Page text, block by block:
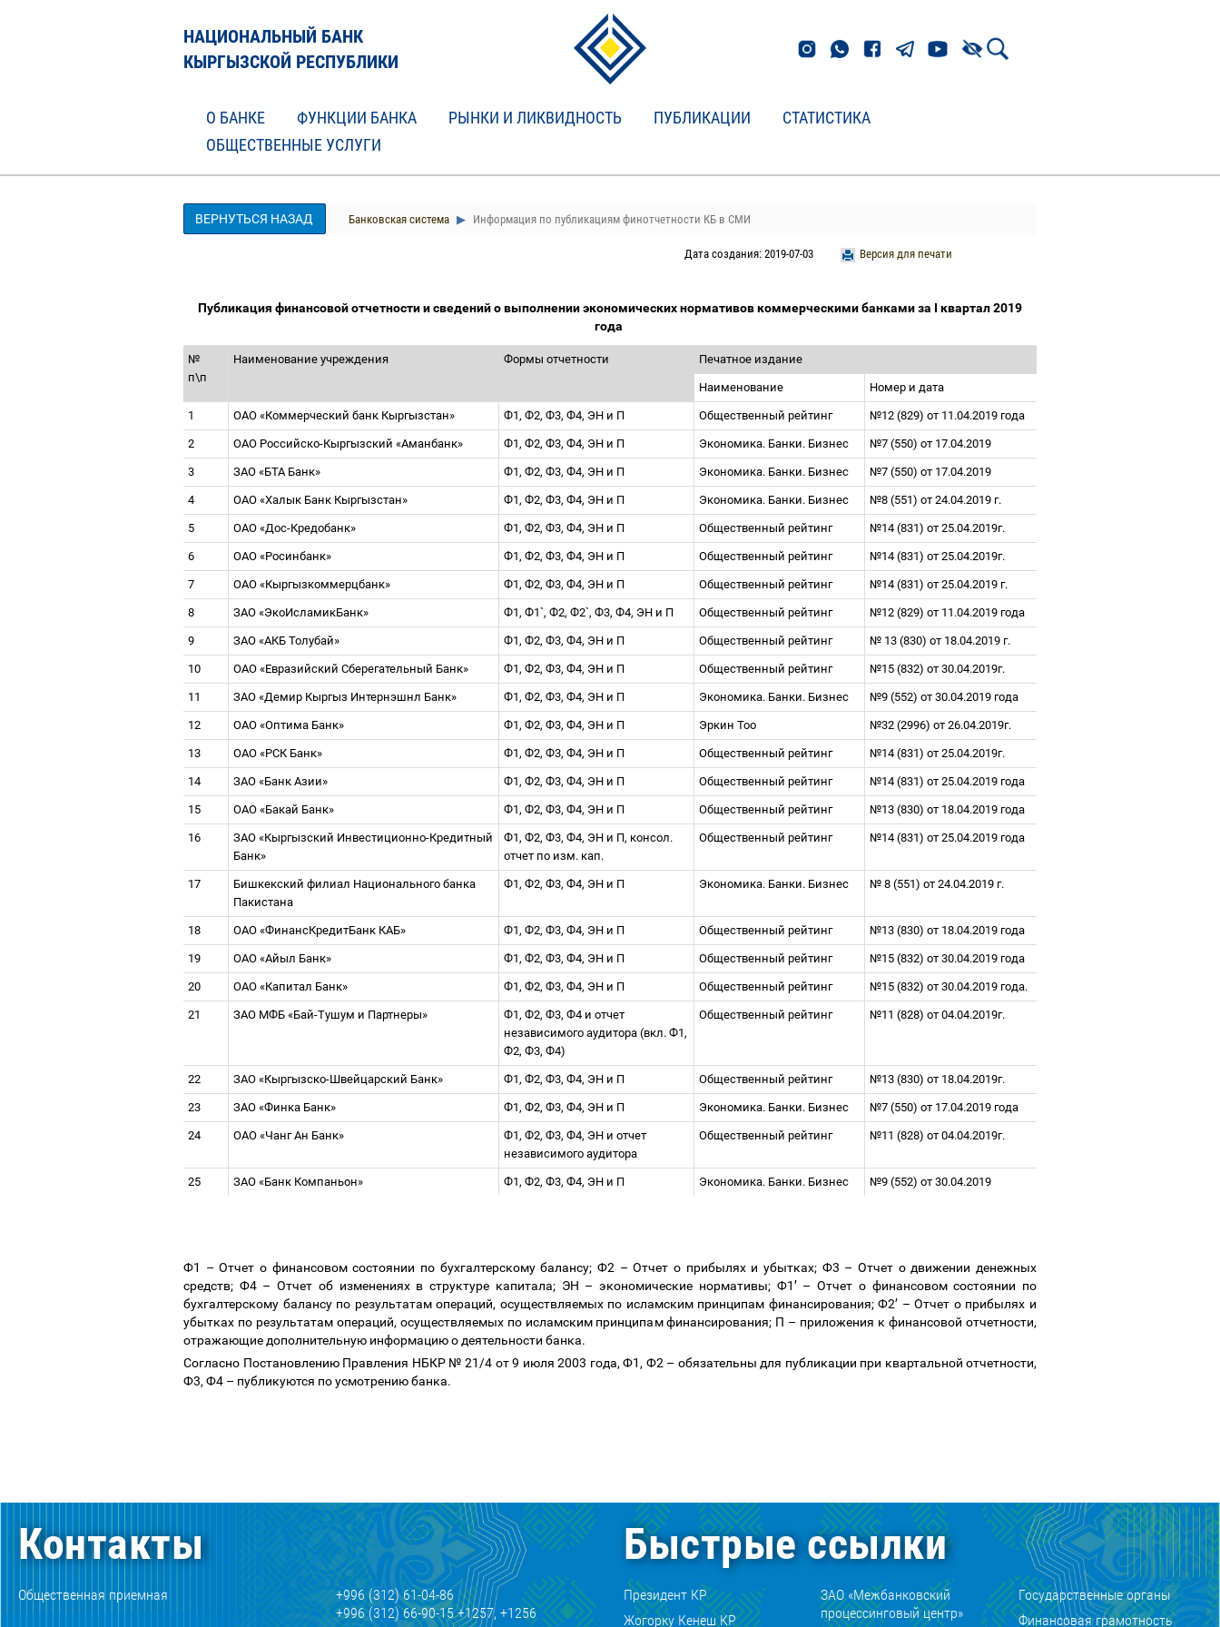
НАЦИОНАЛЬНЫЙ БАНК
КЫРГЫЗСКОЙ РЕСПУБЛИКИ
О БАНКЕ ФУНКЦИИ БАНКА РЫНКИ И ЛИКВИДНОСТЬ ПУБЛИКАЦИИ
СТАТИСТИКА
ОБЩЕСТВЕННЫЕ УСЛУГИ
ВЕРНУТЬСЯ НАЗАД Банковская система Информация по публикациям финотчетности КБ в СМИ
Версия для печати
Дата создания: 2019-07-03
Публикация финансовой отчетности и сведений о выполнении экономических нормативов коммерческими банками за I квартал 2019
года
№
п\п
Наименование учреждения Формы отчетности Печатное издание
Наименование Номер и дата
1 ОАО «Коммерческий банк Кыргызстан» Ф1, Ф2, Ф3, Ф4, ЭН и П Общественный рейтинг №12 (829) от 11.04.2019 года
2 ОАО Российско-Кыргызский «Аманбанк» Ф1, Ф2, Ф3, Ф4, ЭН и П Экономика. Банки. Бизнес №7 (550) от 17.04.2019
3 ЗАО «БТА Банк» Ф1, Ф2, Ф3, Ф4, ЭН и П Экономика. Банки. Бизнес №7 (550) от 17.04.2019
4 ОАО «Халык Банк Кыргызстан» Ф1, Ф2, Ф3, Ф4, ЭН и П Экономика. Банки. Бизнес №8 (551) от 24.04.2019 г.
5 ОАО «Дос-Кредобанк» Ф1, Ф2, Ф3, Ф4, ЭН и П Общественный рейтинг №14 (831) от 25.04.2019г.
6 ОАО «Росинбанк» Ф1, Ф2, Ф3, Ф4, ЭН и П Общественный рейтинг №14 (831) от 25.04.2019г.
7 ОАО «Кыргызкоммерцбанк» Ф1, Ф2, Ф3, Ф4, ЭН и П Общественный рейтинг №14 (831) от 25.04.2019 г.
8 ЗАО «ЭкоИсламикБанк» Ф1, Ф1`, Ф2, Ф2`, Ф3, Ф4, ЭН и П Общественный рейтинг №12 (829) от 11.04.2019 года
9 ЗАО «АКБ Толубай» Ф1, Ф2, Ф3, Ф4, ЭН и П Общественный рейтинг № 13 (830) от 18.04.2019 г.
10 ОАО «Евразийский Сберегательный Банк» Ф1, Ф2, Ф3, Ф4, ЭН и П Общественный рейтинг №15 (832) от 30.04.2019г.
11 ЗАО «Демир Кыргыз Интернэшнл Банк» Ф1, Ф2, Ф3, Ф4, ЭН и П Экономика. Банки. Бизнес №9 (552) от 30.04.2019 года
12 ОАО «Оптима Банк» Ф1, Ф2, Ф3, Ф4, ЭН и П Эркин Тоо №32 (2996) от 26.04.2019г.
13 ОАО «РСК Банк» Ф1, Ф2, Ф3, Ф4, ЭН и П Общественный рейтинг №14 (831) от 25.04.2019г.
14 ЗАО «Банк Азии» Ф1, Ф2, Ф3, Ф4, ЭН и П Общественный рейтинг №14 (831) от 25.04.2019 года
15 ОАО «Бакай Банк» Ф1, Ф2, Ф3, Ф4, ЭН и П Общественный рейтинг №13 (830) от 18.04.2019 года
16
ЗАО «Кыргызский Инвестиционно-Кредитный
Банк»
Ф1, Ф2, Ф3, Ф4, ЭН и П, консол.
отчет по изм. кап.
Общественный рейтинг №14 (831) от 25.04.2019 года
17
Бишкекский филиал Национального банка
Пакистана
Ф1, Ф2, Ф3, Ф4, ЭН и П Экономика. Банки. Бизнес № 8 (551) от 24.04.2019 г.
18 ОАО «ФинансКредитБанк КАБ» Ф1, Ф2, Ф3, Ф4, ЭН и П Общественный рейтинг №13 (830) от 18.04.2019 года
19 ОАО «Айыл Банк» Ф1, Ф2, Ф3, Ф4, ЭН и П Общественный рейтинг №15 (832) от 30.04.2019 года
20 ОАО «Капитал Банк» Ф1, Ф2, Ф3, Ф4, ЭН и П Общественный рейтинг №15 (832) от 30.04.2019 года.
21 ЗАО МФБ «Бай-Тушум и Партнеры»
Ф1, Ф2, Ф3, Ф4 и отчет
независимого аудитора (вкл. Ф1,
Ф2, Ф3, Ф4)
Общественный рейтинг №11 (828) от 04.04.2019г.
22 ЗАО «Кыргызско-Швейцарский Банк» Ф1, Ф2, Ф3, Ф4, ЭН и П Общественный рейтинг №13 (830) от 18.04.2019г.
23 ЗАО «Финка Банк» Ф1, Ф2, Ф3, Ф4, ЭН и П Экономика. Банки. Бизнес №7 (550) от 17.04.2019 года
24 ОАО «Чанг Ан Банк»
Ф1, Ф2, Ф3, Ф4, ЭН и отчет
независимого аудитора
Общественный рейтинг №11 (828) от 04.04.2019г.
25 ЗАО «Банк Компаньон» Ф1, Ф2, Ф3, Ф4, ЭН и П Экономика. Банки. Бизнес №9 (552) от 30.04.2019
Ф1 – Отчет о финансовом состоянии по бухгалтерскому балансу; Ф2 – Отчет о прибылях и убытках; Ф3 – Отчет о движении денежных
средств; Ф4 – Отчет об изменениях в структуре капитала; ЭН – экономические нормативы; Ф1’ – Отчет о финансовом состоянии по
бухгалтерскому балансу по результатам операций, осуществляемых по исламским принципам финансирования; Ф2’ – Отчет о прибылях и
убытках по результатам операций, осуществляемых по исламским принципам финансирования; П – приложения к финансовой отчетности,
отражающие дополнительную информацию о деятельности банка.
Согласно Постановлению Правления НБКР № 21/4 от 9 июля 2003 года, Ф1, Ф2 – обязательны для публикации при квартальной отчетности,
Ф3, Ф4 – публикуются по усмотрению банка.
Контакты
Общественная приемная
+996 (312) 61-04-86
+996 (312) 66-90-15 +1257, +1256
Быстрые ссылки
Президент КР
Жогорку Кенеш КР
ЗАО «Межбанковский
процессинговый центр»
Государственные органы
Финансовая грамотность